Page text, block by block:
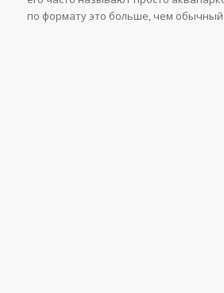
по формату это больше, чем обычный